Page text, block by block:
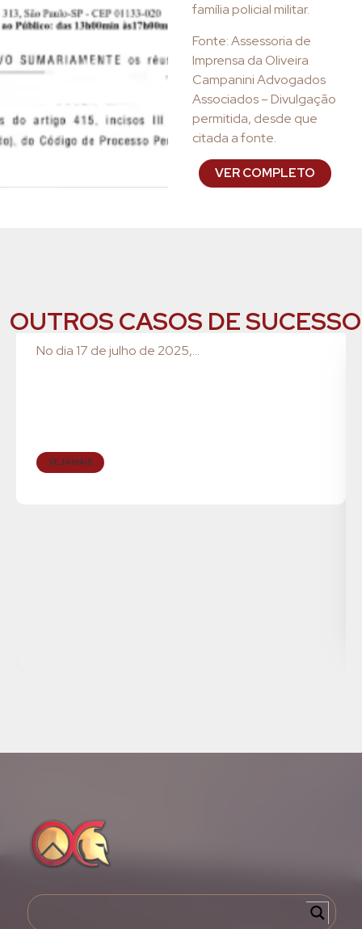
família policial militar.
Fonte: Assessoria de
Imprensa da Oliveira
Campanini Advogados
Associados – Divulgação
permitida, desde que
citada a fonte.
VER COMPLETO
OUTROS CASOS DE SUCESSO
No dia 17 de julho de 2025,...
VEJA MAIS